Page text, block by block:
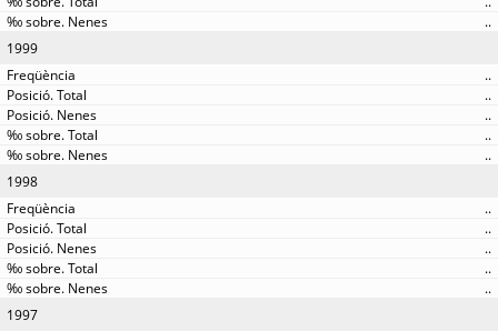
..
1999
..
..
..
..
..
1998
..
..
..
..
..
1997